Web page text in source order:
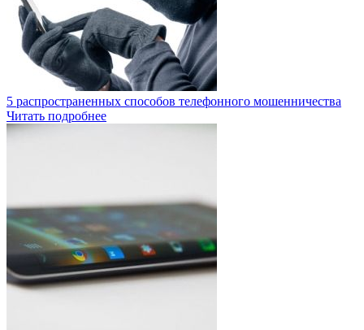
5 распространенных способов телефонного мошенничества
Читать подробнее